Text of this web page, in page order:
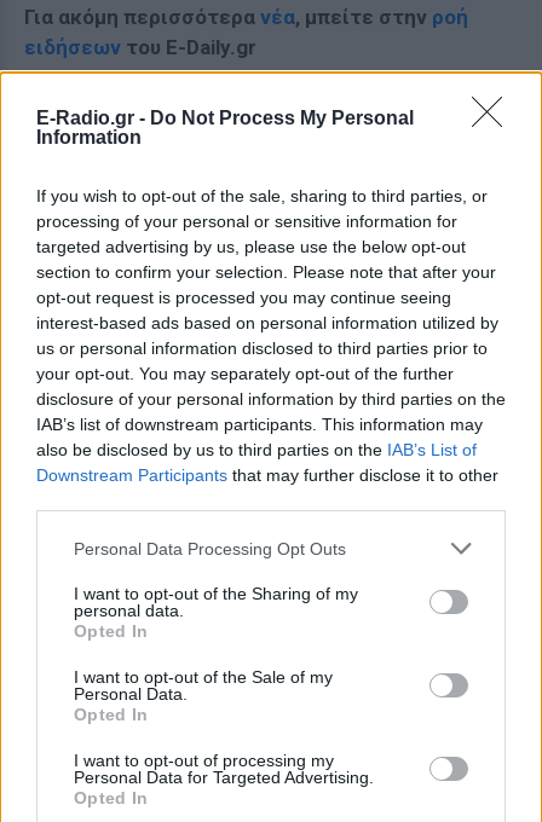
E-Radio.gr - Do Not Process My Personal
Information
If you wish to opt-out of the sale, sharing to third parties, or
processing of your personal or sensitive information for
targeted advertising by us, please use the below opt-out
section to confirm your selection. Please note that after your
opt-out request is processed you may continue seeing
interest-based ads based on personal information utilized by
us or personal information disclosed to third parties prior to
your opt-out. You may separately opt-out of the further
disclosure of your personal information by third parties on the
IAB’s list of downstream participants. This information may
also be disclosed by us to third parties on the IAB’s List of
Downstream Participants that may further disclose it to other
Personal Data Processing Opt Outs
I want to opt-out of the Sharing of my
personal data.
Opted In
I want to opt-out of the Sale of my
Personal Data.
Opted In
I want to opt-out of processing my
Personal Data for Targeted Advertising.
Opted In
Για ακόμη περισσότερα νέα, μπείτε στην ροή
ειδήσεων του E-Daily.gr
Ακολουθήστε το E-Radio.gr και στο Instagram
ΔΕΙΤΕ ΕΠΙΣΗΣ
ΣΤΗΝ ΙΔΙΑ ΚΑΤΗΓΟΡΙΑ